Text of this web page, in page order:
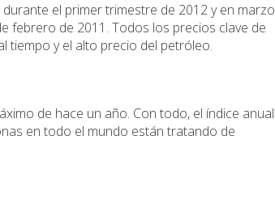
el primer trimestre de 2012 y en marzo
febrero de 2011. Todos los precios clave de
tiempo y el alto precio del petróleo.
de hace un año. Con todo, el índice anual
en todo el mundo están tratando de